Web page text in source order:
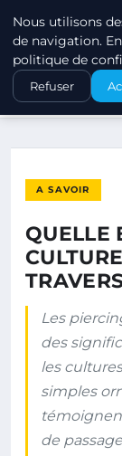
ACCUEIL
A
QUELLE EST LA
A SAVOIR
QUELLE
Les
des
les
simples
de
Nous utilisons
de navigation.
politique de
Refuser